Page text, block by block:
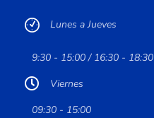
Lunes a Jueves
9:30 - 15:00 / 16:30 - 18:30
Viernes
09:30 - 15:00